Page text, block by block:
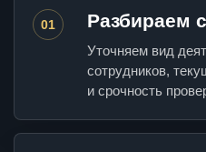
01 Разбираем
Уточняем вид
сотрудников,
и срочность